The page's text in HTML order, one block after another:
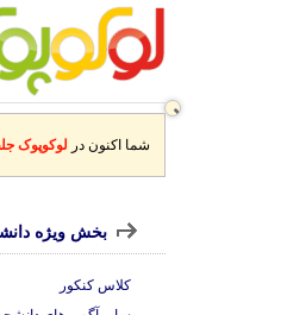
شما اکنون در لوکوپوک
بخش ویژه
کلاس کنکور